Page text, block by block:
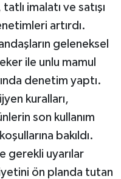
imalatı ve satışı
artırdı.
geleneksel
ile unlu mamul
denetim yaptı.
kuralları,
son kullanım
bakıldı.
gerekli uyarılar
ön planda tutan